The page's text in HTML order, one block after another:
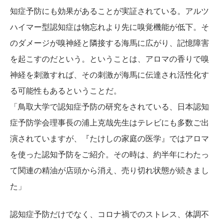
知症予防にも効果があることが実証されている。アルツ
ハイマー型認知症は物忘れより先に嗅覚機能が低下。そ
のダメージが嗅神経と隣接する海馬に広がり、記憶障害
を起こすのだという。ということは、アロマの香りで嗅
神経を刺激すれば、その刺激が海馬に伝達され活性化す
る可能性もあるということだ。
「鳥取大学で認知症予防の研究をされている、日本認知
症予防学会理事長の浦上克哉先生はテレビにも多数ご出
演されていますが、『たけしの家庭の医学』ではアロマ
を使った認知予防をご紹介。その時は、約半年にわたっ
て関連の精油が店頭から消え、売り切れ状態が続きまし
た」
認知症予防だけでなく、コロナ禍でのストレス、体調不